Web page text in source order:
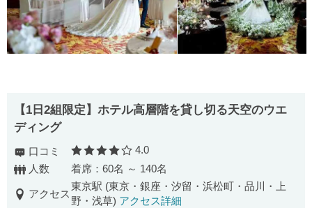
【1日2組限定】ホテル高層階を貸し切る天空のウエ
ディング
口コミ 口コミ評価
4.0
人数
着席：60名 ～ 140名
アクセス
東京駅 (東京・銀座・汐留・浜松町・品川・上
野・浅草) アクセス詳細